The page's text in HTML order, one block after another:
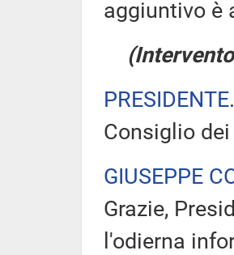
aggiuntivo è
PRESIDENTE
Consiglio
GIUSEPPE
Grazie,
l'odierna